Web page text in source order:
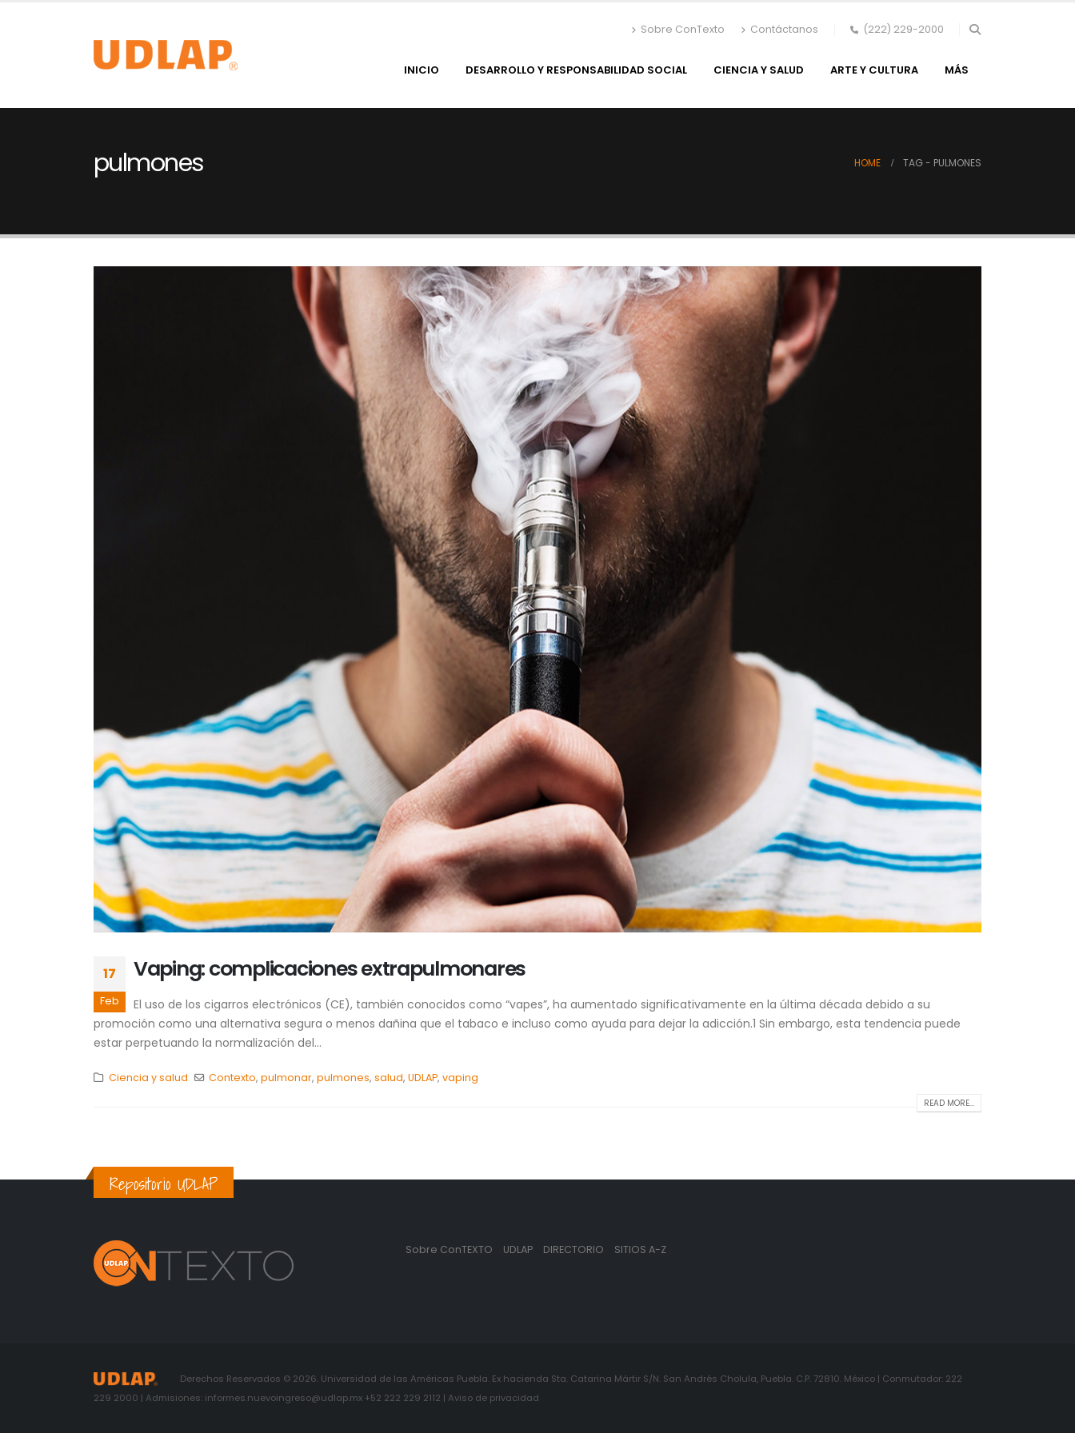
Sobre ConTexto Contáctanos (222) 229-2000
INICIO DESARROLLO Y RESPONSABILIDAD SOCIAL CIENCIA Y SALUD ARTE Y CULTURA MÁS
pulmones HOME TAG - PULMONES
17
Feb
Vaping: complicaciones extrapulmonares
El uso de los cigarros electrónicos (CE), también conocidos como “vapes”, ha aumentado significativamente en la última década debido a su
promoción como una alternativa segura o menos dañina que el tabaco e incluso como ayuda para dejar la adicción.1 Sin embargo, esta tendencia puede
estar perpetuando la normalización del...
Ciencia y salud Contexto,pulmonar,pulmones,salud,UDLAP,vaping
READ MORE...
Repositorio UDLAP
Sobre ConTEXTO UDLAP DIRECTORIO SITIOS A-Z
Derechos Reservados © 2026. Universidad de las Américas Puebla. Ex hacienda Sta. Catarina Mártir S/N. San Andrés Cholula, Puebla. C.P. 72810. México | Conmutador: 222
229 2000 | Admisiones: informes.nuevoingreso@udlap.mx +52 222 229 2112 | Aviso de privacidad